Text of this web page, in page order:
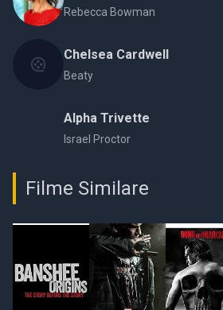
Rebecca Bowman
Chelsea Cardwell
Beaty
Alpha Trivette
Israel Proctor
Filme Similare